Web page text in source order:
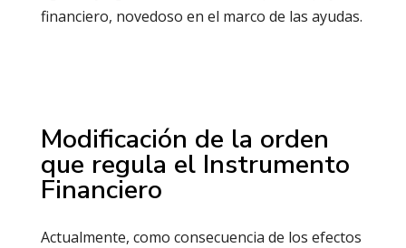
financiero, novedoso en el marco de las ayudas.
Modificación de la orden
que regula el Instrumento
Financiero
Actualmente, como consecuencia de los efectos